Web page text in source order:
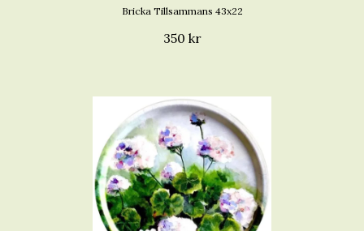
Bricka Tillsammans 43x22
350 kr